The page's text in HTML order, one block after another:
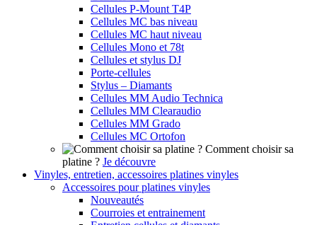
Cellules P-Mount T4P
Cellules MC bas niveau
Cellules MC haut niveau
Cellules Mono et 78t
Cellules et stylus DJ
Porte-cellules
Stylus – Diamants
Cellules MM Audio Technica
Cellules MM Clearaudio
Cellules MM Grado
Cellules MC Ortofon
Comment choisir sa
platine ? Je découvre
Vinyles, entretien, accessoires platines vinyles
Accessoires pour platines vinyles
Nouveautés
Courroies et entrainement